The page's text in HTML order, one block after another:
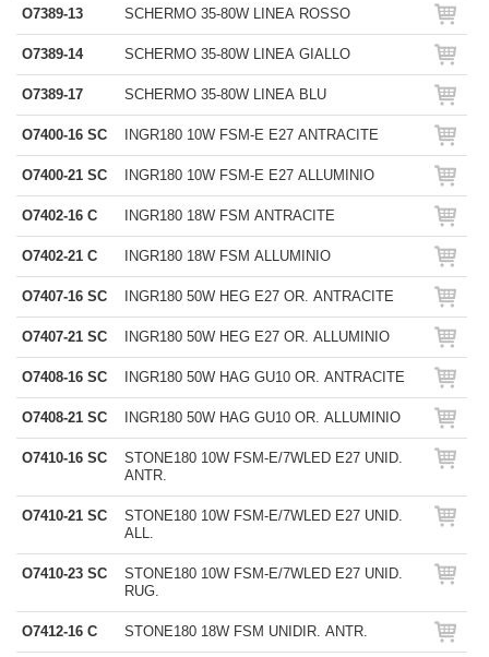
O7389-13 SCHERMO 35-80W LINEA ROSSO
O7389-14 SCHERMO 35-80W LINEA GIALLO
O7389-17 SCHERMO 35-80W LINEA BLU
O7400-16 SC INGR180 10W FSM-E E27 ANTRACITE
O7400-21 SC INGR180 10W FSM-E E27 ALLUMINIO
O7402-16 C INGR180 18W FSM ANTRACITE
O7402-21 C INGR180 18W FSM ALLUMINIO
O7407-16 SC INGR180 50W HEG E27 OR. ANTRACITE
O7407-21 SC INGR180 50W HEG E27 OR. ALLUMINIO
O7408-16 SC INGR180 50W HAG GU10 OR. ANTRACITE
O7408-21 SC INGR180 50W HAG GU10 OR. ALLUMINIO
O7410-16 SC
STONE180 10W FSM-E/7WLED E27 UNID.
ANTR.
O7410-21 SC
STONE180 10W FSM-E/7WLED E27 UNID.
ALL.
O7410-23 SC
STONE180 10W FSM-E/7WLED E27 UNID.
RUG.
O7412-16 C STONE180 18W FSM UNIDIR. ANTR.